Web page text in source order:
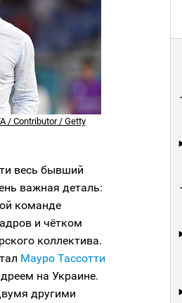
/ Contributor / Getty
весь бывший
важная деталь:
команде
и чётком
коллектива.
Мауро Тассотти
на Украине.
другими